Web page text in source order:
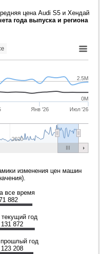
цена Audi S5 и Хендай
года выпуска и региона
Янв '26 Июл '26
2020
0M
2.5M
изменения цен машин
все время
882
год
131 872
год
123 208